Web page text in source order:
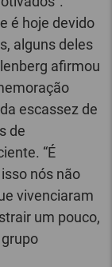
é hoje devido
alguns deles
afirmou
escassez de
de
“É
nós não
vivenciaram
um pouco,